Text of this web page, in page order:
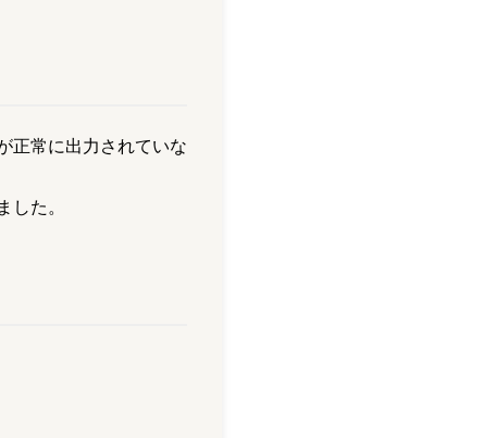
正常に出力されていな
した。